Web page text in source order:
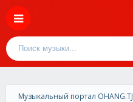
Музыкальный портал OHANG.TJ